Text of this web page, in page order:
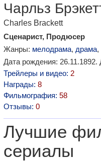
Чарльз
Charles Brackett
Сценарист, Продюсер
Жанры: мелодрама, драма,
Дата рождения: 26.11.1892.
Трейлеры и видео: 2
Награды: 8
Фильмография: 58
Отзывы: 0
Лучшие
сериалы